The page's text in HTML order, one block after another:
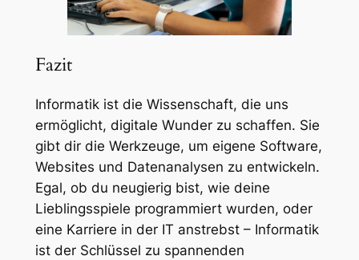
Fazit
Informatik ist die Wissenschaft, die uns
ermöglicht, digitale Wunder zu schaffen. Sie
gibt dir die Werkzeuge, um eigene Software,
Websites und Datenanalysen zu entwickeln.
Egal, ob du neugierig bist, wie deine
Lieblingsspiele programmiert wurden, oder
eine Karriere in der IT anstrebst – Informatik
ist der Schlüssel zu spannenden